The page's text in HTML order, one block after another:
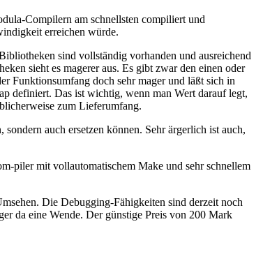
Compilern am schnellsten compiliert und
erreichen würde.
sind vollständig vorhanden und ausreichend
sieht es magerer aus. Es gibt zwar den einen oder
Funktionsumfang doch sehr mager und läßt sich in
definiert. Das ist wichtig, wenn man Wert darauf legt,
zum Lieferumfang.
auch ersetzen können. Sehr ärgerlich ist auch,
piler mit vollautomatischem Make und sehr schnellem
Die Debugging-Fähigkeiten sind derzeit noch
da eine Wende. Der günstige Preis von 200 Mark